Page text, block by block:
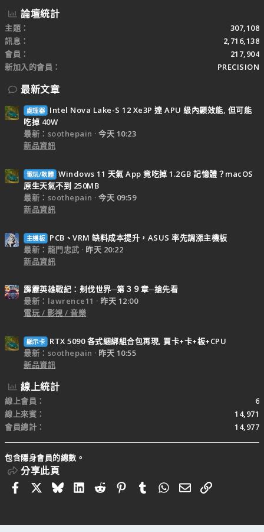
論壇統計
主題
307,108
訊息
2,716,138
會員
217,904
新加入的會員
PRECISION
最新文章
處理器
Intel Nova Lake-S 12 Xe3P 達 APU 級內顯效能, 但可能
吃掉 40W
最新：soothepain
今天 10:23
新品資訊
電玩/軟體 Windows 11 天氣 App 竟吃掉 1.2GB 記憶體？macOS
原生天氣不到 250MB
最新：soothepain
今天 09:59
新品資訊
主機板
PCB、VRM 缺料成本提升，ASUS 率先調漲主機板
最新：龍門忠武
昨天 20:22
新品資訊
霹靂英雄戰紀：刜伐世界─第３９章─搶先看
最新：lawrence11
昨天 12:00
電玩 / 影視 / 音樂
顯示卡
RTX 5090 各式綑綁組合包再現, 買卡+卡+板+CPU
最新：soothepain
昨天 10:55
新品資訊
線上統計
線上會員
6
線上來賓
14,971
會員總計
14,977
包含隱身會員的總數。
分享此頁
FacebookBlueskyLinkedIn
RedditPinterestTumblrWhatsApp
電子郵件
連結